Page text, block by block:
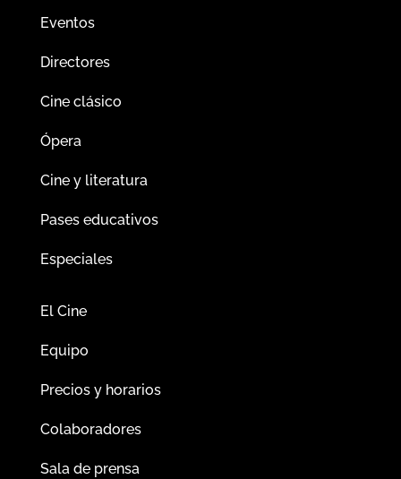
Eventos
Directores
Cine clásico
Ópera
Cine y literatura
Pases educativos
Especiales
El Cine
Equipo
Precios y horarios
Colaboradores
Sala de prensa